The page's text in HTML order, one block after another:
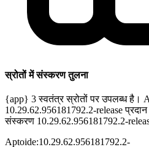
स्रोतों में संस्करण तुलना
{app} 3 स्वतंत्र स्रोतों पर उपलब्ध है।
10.29.62.956181792.2-release
संस्करण 10.29.62.956181792.2-
Aptoide:10.29.62.956181792.2-